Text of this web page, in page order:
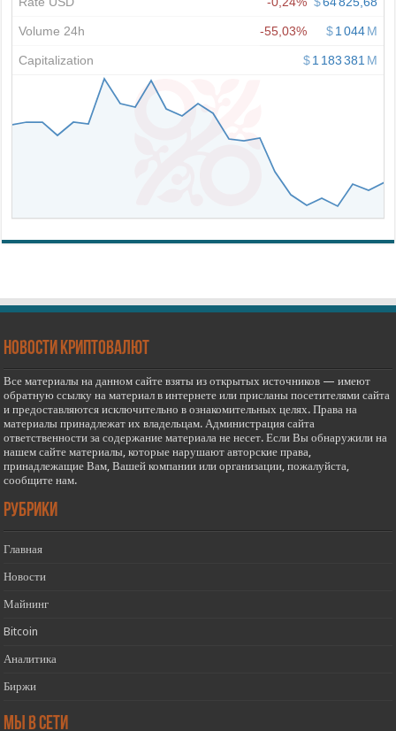
новости криптовалют
Все материалы на данном сайте взяты из открытых источников — имеют
обратную ссылку на материал в интернете или присланы посетителями сайта
и предоставляются исключительно в ознакомительных целях. Права на
материалы принадлежат их владельцам. Администрация сайта
ответственности за содержание материала не несет. Если Вы обнаружили на
нашем сайте материалы, которые нарушают авторские права,
принадлежащие Вам, Вашей компании или организации, пожалуйста,
сообщите нам.
РУБРИКИ
Главная
Новости
Майнинг
Bitcoin
Аналитика
Биржи
Мы в сети